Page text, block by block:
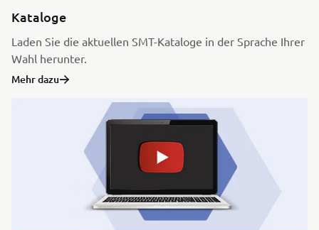
Kataloge
Laden Sie die aktuellen SMT-Kataloge in der Sprache Ihrer
Wahl herunter.
Mehr dazu